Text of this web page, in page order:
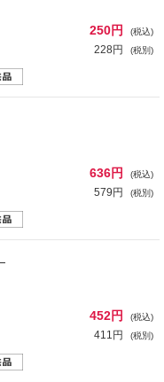
250円 (税込)
228円 (税別)
636円 (税込)
579円 (税別)
452円 (税込)
411円 (税別)